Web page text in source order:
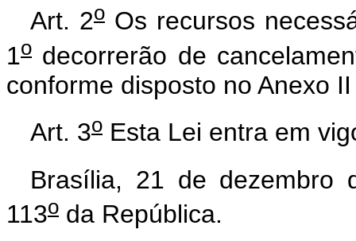
Art. 2o Os recursos
1o decorrerão de
conforme disposto no Anexo
Art. 3o Esta Lei entra em
Brasília, 21 de dezembro
113o da República.